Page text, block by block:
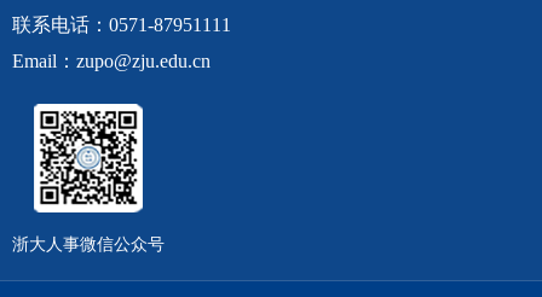
联系电话：0571-87951111
Email：zupo@zju.edu.cn
浙大人事微信公众号